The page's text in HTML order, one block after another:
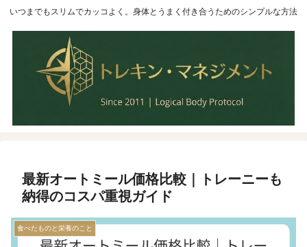
いつまでもスリムでカッコよく。身体とうまく付き合うためのシンプルな方法
最新オートミール価格比較｜トレーニーも
納得のコスパ重視ガイド
食べたものと栄養のこと